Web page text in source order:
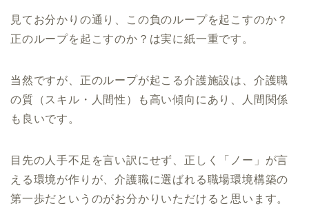
見てお分かりの通り、この負のループを起こすのか？
正のループを起こすのか？は実に紙一重です。
当然ですが、正のループが起こる介護施設は、介護職
の質（スキル・人間性）も高い傾向にあり、人間関係
も良いです。
目先の人手不足を言い訳にせず、正しく「ノー」が言
える環境が作りが、介護職に選ばれる職場環境構築の
第一歩だというのがお分かりいただけると思います。